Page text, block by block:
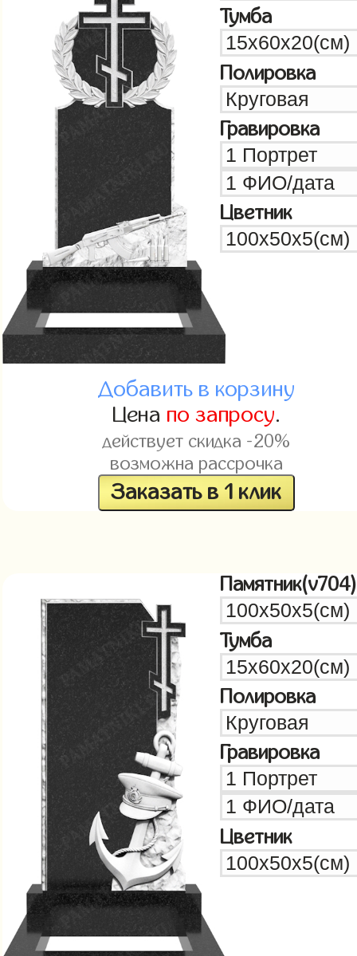
Тумба
Полировка
Гравировка
Цветник
Добавить в корзину
Цена по запросу.
действует скидка -20%
возможна рассрочка
Заказать в 1 клик
Памятник(v704)
Тумба
Полировка
Гравировка
Цветник